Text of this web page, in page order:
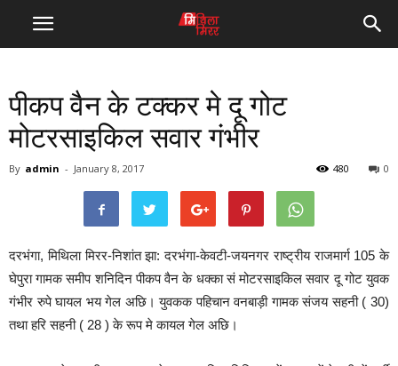
पीकप वैन के टक्कर मे दू गोट
मोटरसाइकिल सवार गंभीर
By admin - January 8, 2017 0
480
दरभंगा, मिथिला मिरर-निशांत झा: दरभंगा-केवटी-जयनगर राष्ट्रीय राजमार्ग 105 के
घेपुरा गामक समीप शनिदिन पीकप वैन के धक्का सं मोटरसाइकिल सवार दू गोट युवक
गंभीर रुपे घायल भय गेल अछि। युवकक पहिचान वनबाड़ी गामक संजय सहनी ( 30)
तथा हरि सहनी ( 28 ) के रूप मे कायल गेल अछि।